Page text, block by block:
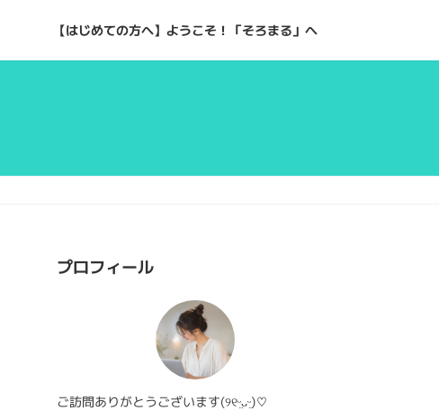
【はじめての方へ】ようこそ！「そろまる」へ
プロフィール
ご訪問ありがとうございます(୨୧ᵕ̤ᴗᵕ̤)♡